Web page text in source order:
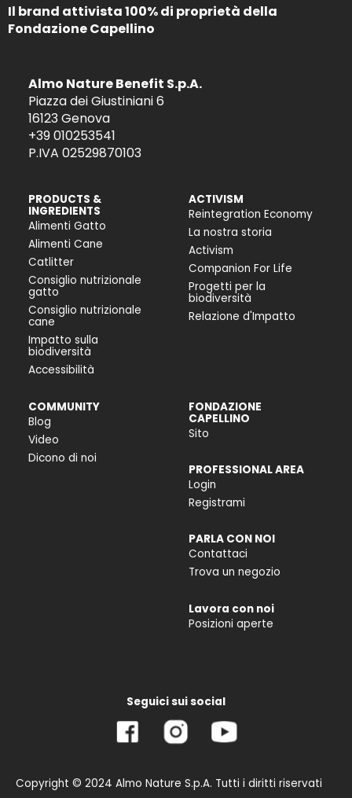
Il brand attivista 100% di proprietà della
Fondazione Capellino
Almo Nature Benefit S.p.A.
Piazza dei Giustiniani 6
16123 Genova
+39 010253541
P.IVA 02529870103
PRODUCTS &
INGREDIENTS
Alimenti Gatto
Alimenti Cane
Catlitter
Consiglio nutrizionale
gatto
Consiglio nutrizionale
cane
Impatto sulla
biodiversità
Accessibilità
ACTIVISM
Reintegration Economy
La nostra storia
Activism
Companion For Life
Progetti per la
biodiversità
Relazione d'Impatto
COMMUNITY
Blog
Video
Dicono di noi
FONDAZIONE
CAPELLINO
Sito
PROFESSIONAL AREA
Login
Registrami
PARLA CON NOI
Contattaci
Trova un negozio
Lavora con noi
Posizioni aperte
Seguici sui social
Copyright © 2024 Almo Nature S.p.A. Tutti i diritti riservati